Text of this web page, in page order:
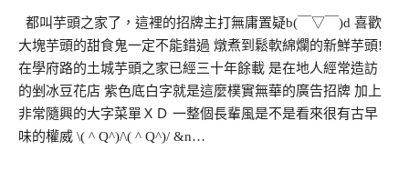
都叫芋頭之家了，這裡的招牌主打無庸置疑b(￣▽￣)d 喜歡
大塊芋頭的甜食鬼一定不能錯過 燉煮到鬆軟綿爛的新鮮芋頭!
在學府路的土城芋頭之家已經三十年餘載 是在地人經常造訪
的剉冰豆花店 紫色底白字就是這麼樸實無華的廣告招牌 加上
非常隨興的大字菜單ＸＤ 一整個長輩風是不是看來很有古早
味的權威 \( ^ Q^)/\( ^ Q^)/ &n…